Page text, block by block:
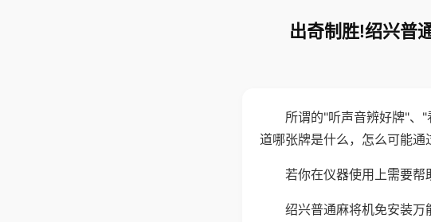
出奇制胜!绍兴普
所谓的"听声音辨好牌"、
道哪张牌是什么，怎么可能通
若你在仪器使用上需要
绍兴普通麻将机免安装